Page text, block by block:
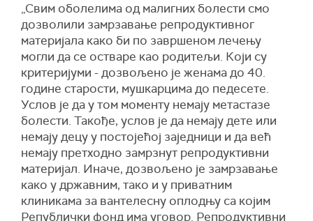
„Свим оболелима од малигних болести смо
дозволили замрзавање репродуктивног
материјала како би по завршеном лечењу
могли да се остваре као родитељи. Који су
критеријуми - дозвољено је женама до 40.
године старости, мушкарцима до педесете.
Услов је да у том моменту немају метастазе
болести. Такође, услов је да немају дете или
немају децу у постојећој заједници и да већ
немају претходно замрзнут репродуктивни
материјал. Иначе, дозвољено је замрзавање
како у државним, тако и у приватним
клиникама за вантелесну оплодњу са којим
Републички фонд има уговор. Репродуктивни